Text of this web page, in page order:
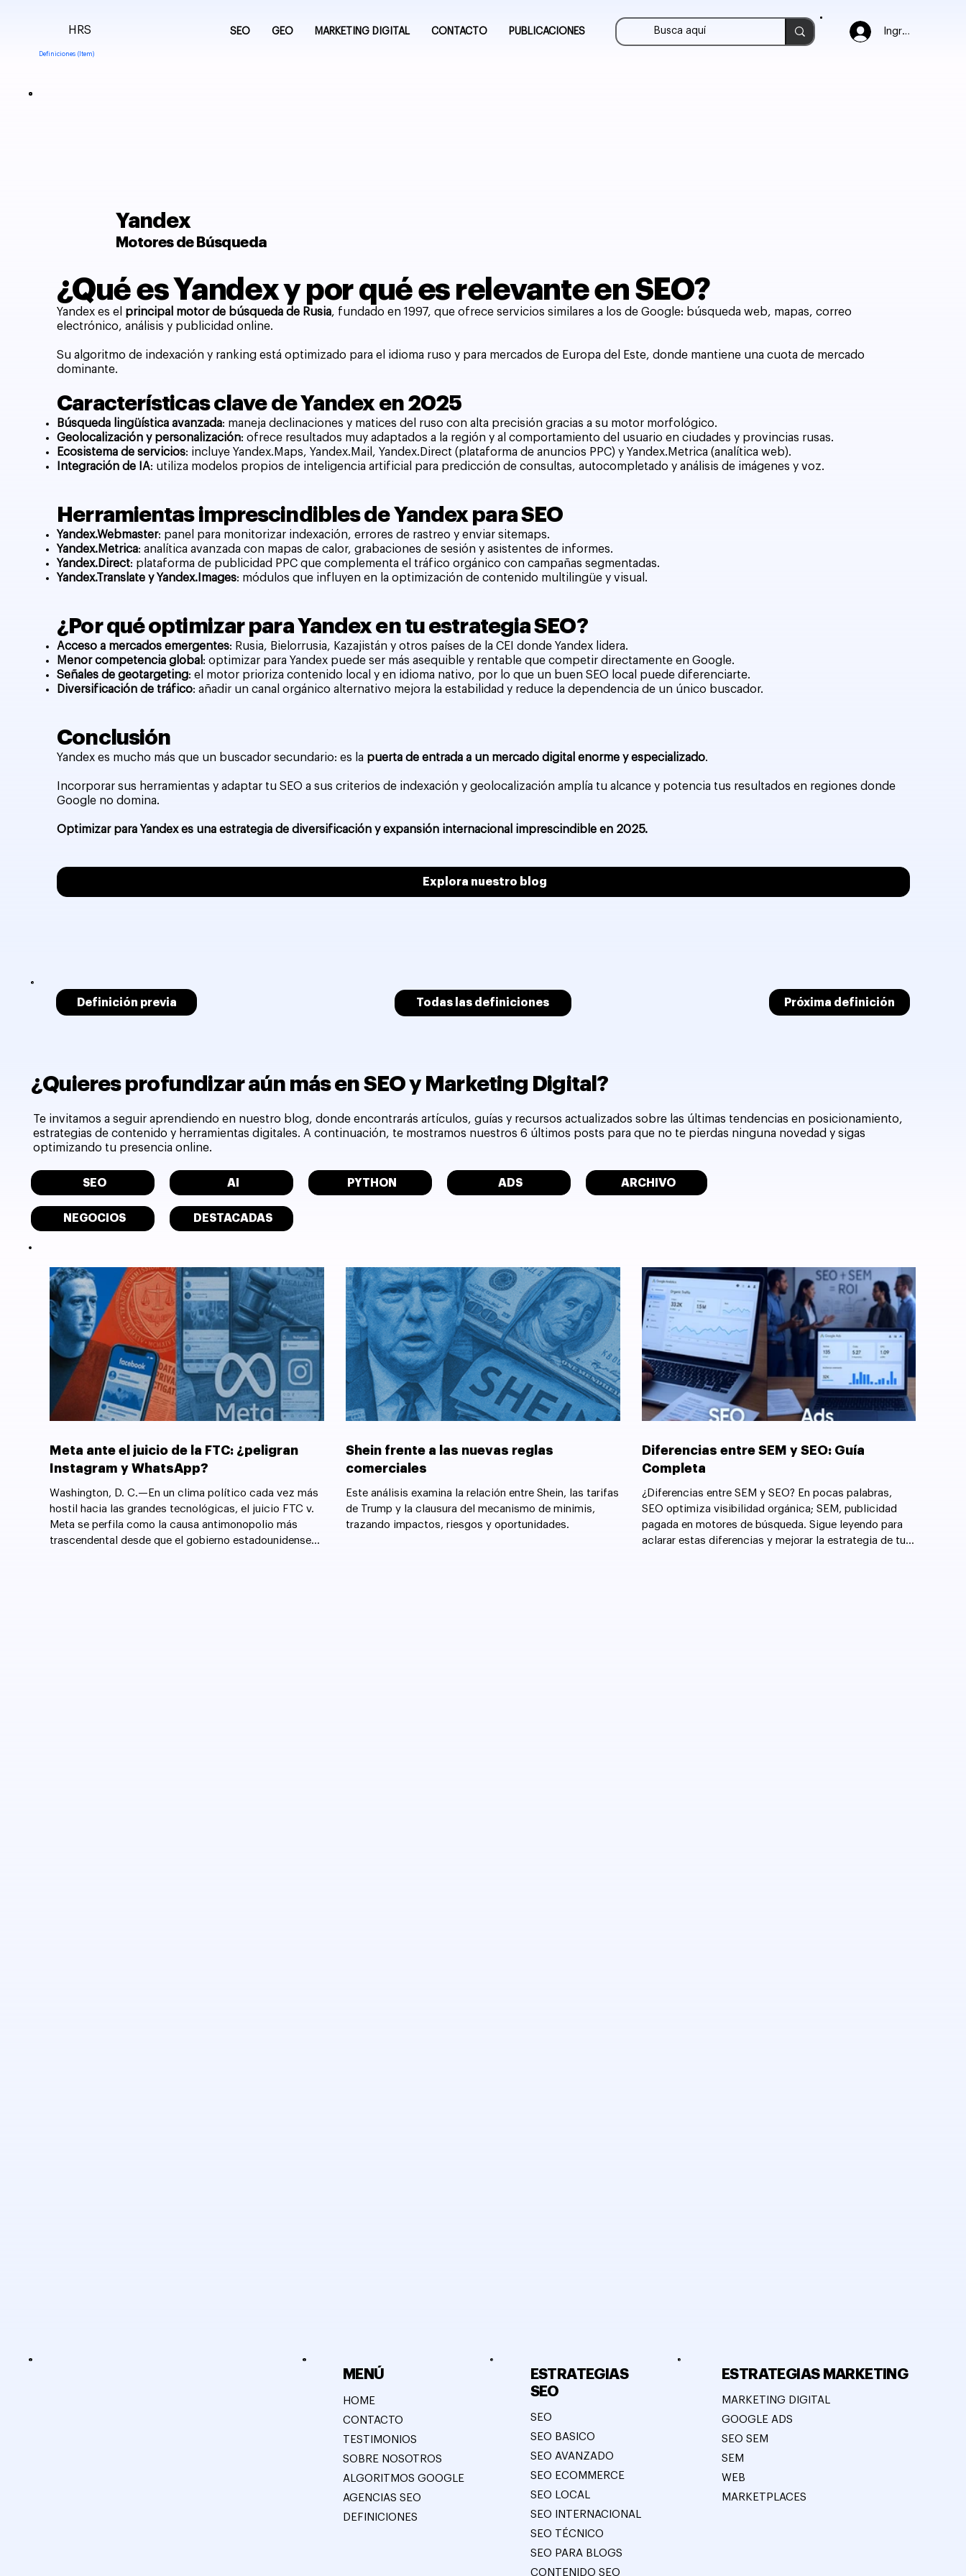
Ingresar
SEO GEO MARKETING DIGITAL CONTACTO PUBLICACIONES
Definiciones (Item)
HRS
Yandex
Motores de Búsqueda
¿Qué es Yandex y por qué es relevante en SEO?
Yandex es el principal motor de búsqueda de Rusia, fundado en 1997, que ofrece servicios similares a los de Google: búsqueda web, mapas, correo
electrónico, análisis y publicidad online.
Su algoritmo de indexación y ranking está optimizado para el idioma ruso y para mercados de Europa del Este, donde mantiene una cuota de mercado
dominante.
Características clave de Yandex en 2025
Búsqueda lingüística avanzada: maneja declinaciones y matices del ruso con alta precisión gracias a su motor morfológico.
Geolocalización y personalización: ofrece resultados muy adaptados a la región y al comportamiento del usuario en ciudades y provincias rusas.
Ecosistema de servicios: incluye Yandex.Maps, Yandex.Mail, Yandex.Direct (plataforma de anuncios PPC) y Yandex.Metrica (analítica web).
Integración de IA: utiliza modelos propios de inteligencia artificial para predicción de consultas, autocompletado y análisis de imágenes y voz.
Herramientas imprescindibles de Yandex para SEO
Yandex.Webmaster: panel para monitorizar indexación, errores de rastreo y enviar sitemaps.
Yandex.Metrica: analítica avanzada con mapas de calor, grabaciones de sesión y asistentes de informes.
Yandex.Direct: plataforma de publicidad PPC que complementa el tráfico orgánico con campañas segmentadas.
Yandex.Translate y Yandex.Images: módulos que influyen en la optimización de contenido multilingüe y visual.
¿Por qué optimizar para Yandex en tu estrategia SEO?
Acceso a mercados emergentes: Rusia, Bielorrusia, Kazajistán y otros países de la CEI donde Yandex lidera.
Menor competencia global : optimizar para Yandex puede ser más asequible y rentable que competir directamente en Google.
Señales de geotargeting: el motor prioriza contenido local y en idioma nativo, por lo que un buen SEO local puede diferenciarte.
Diversificación de tráfico: añadir un canal orgánico alternativo mejora la estabilidad y reduce la dependencia de un único buscador.
Conclusión
Yandex es mucho más que un buscador secundario: es la puerta de entrada a un mercado digital enorme y especializado.
Incorporar sus herramientas y adaptar tu SEO a sus criterios de indexación y geolocalización amplía tu alcance y potencia tus resultados en regiones donde
Google no domina.
Optimizar para Yandex es una estrategia de diversificación y expansión internacional imprescindible en 2025.
Explora nuestro blog
Definición previa Todas las definiciones Próxima definición
¿Quieres profundizar aún más en SEO y Marketing Digital?
Te invitamos a seguir aprendiendo en nuestro blog, donde encontrarás artículos, guías y recursos actualizados sobre las últimas tendencias en posicionamiento,
estrategias de contenido y herramientas digitales. A continuación, te mostramos nuestros 6 últimos posts para que no te pierdas ninguna novedad y sigas
optimizando tu presencia online.
SEO AI PYTHON ADS ARCHIVO
NEGOCIOS DESTACADAS
Meta ante el juicio de la FTC: ¿peligran
Instagram y WhatsApp?
Washington, D. C.—En un clima político cada vez más
hostil hacia las grandes tecnológicas, el juicio FTC v.
Meta se perfila como la causa antimonopolio más
trascendental desde que el gobierno estadounidense
Shein frente a las nuevas reglas
comerciales
Este análisis examina la relación entre Shein, las tarifas
de Trump y la clausura del mecanismo de minimis,
trazando impactos, riesgos y oportunidades.
Diferencias entre SEM y SEO: Guía
Completa
¿Diferencias entre SEM y SEO? En pocas palabras,
SEO optimiza visibilidad orgánica; SEM, publicidad
pagada en motores de búsqueda. Sigue leyendo para
aclarar estas diferencias y mejorar la estrategia de tu
MENÚ
HOME
CONTACTO
TESTIMONIOS
SOBRE NOSOTROS
ALGORITMOS GOOGLE
AGENCIAS SEO
DEFINICIONES
ESTRATEGIAS
SEO
SEO
SEO BASICO
SEO AVANZADO
SEO ECOMMERCE
SEO LOCAL
SEO INTERNACIONAL
SEO TÉCNICO
SEO PARA BLOGS
CONTENIDO SEO
ESTRATEGIAS MARKETING
MARKETING DIGITAL
GOOGLE ADS
SEO SEM
SEM
WEB
MARKETPLACES